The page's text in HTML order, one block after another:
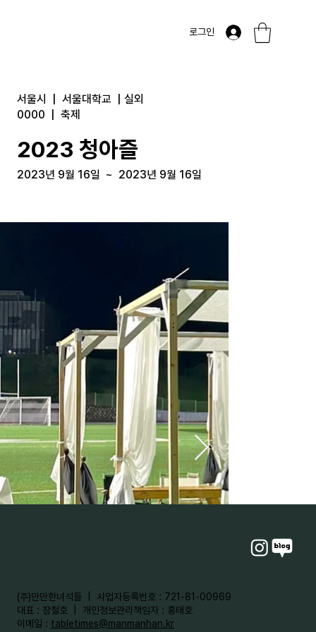
로그인
서울시 서울대학교
실외
0000
축제
2023 청아즐
2023년 9월 16일 ~ 2023년 9월 16일
​(주)만만한녀석들 | 사업자등록번호 : 721-81-00969
대표 : 장철호 | 개인정보관리책임자 : 홍태호
이메일 : tabletimes@manmanhan.kr